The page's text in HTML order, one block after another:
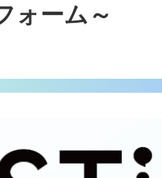
ォーム～